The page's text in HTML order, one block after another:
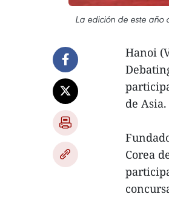
La edición de este año
Hanoi
de Asia.
Corea